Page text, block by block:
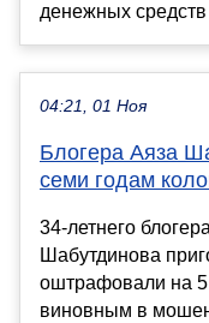
денежных средств
04:21, 01 Ноя
Блогера Аяза
семи годам
34-летнего
Шабутдинова
оштрафовали на 5
виновным в